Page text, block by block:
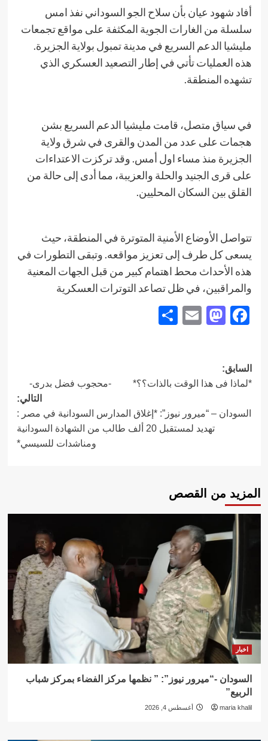
أفاد شهود عيان بأن سلاح الجو السوداني نفذ امس
سلسلة من الغارات الجوية المكثفة على مواقع تجمعات
مليشيا الدعم السريع في مدينة تمبول بولاية الجزيرة.
هذه العمليات تأتي في إطار التصعيد العسكري الذي
تشهده المنطقة.
في سياق متصل، قامت مليشيا الدعم السريع بشن
هجمات على عدد من المدن والقرى في شرق ولاية
الجزيرة منذ مساء اول أمس. وقد تركزت الاعتداءات
على قرى الجنيد والحلة والعزيبة، مما أدى إلى حالة من
القلق بين السكان المحليين.
تتواصل الأوضاع الأمنية المتوترة في المنطقة، حيث
يسعى كل طرف إلى تعزيز مواقعه. وتبقى التطورات في
هذه الأحداث محط اهتمام كبير من قبل الجهات المعنية
والمراقبين، في ظل تصاعد التوترات العسكرية
Facebook
Mastodon
Email
تصفّح
المقالات
السابق:
*لماذا فی هذا الوقت بالذات؟؟* -محجوب فضل بدری-
التالي:
السودان – “ميرور نيوز”: *إغلاق المدارس السودانية في مصر :
تهديد لمستقبل 20 ألف طالب من الشهادة السودانية
ومناشدات للسيسي*
المزيد من القصص
اخبار
السودان -“ميرور نيوز”: ” نظمها مركز الفضاء بمركز شباب
الربيع”
maria khalil أغسطس 4, 2026